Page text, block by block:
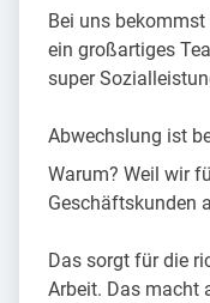
Bei uns
ein großartiges
super
Abwechslung ist
Warum? Weil wir
Geschäftskunden
Das sorgt für die
Arbeit. Das macht